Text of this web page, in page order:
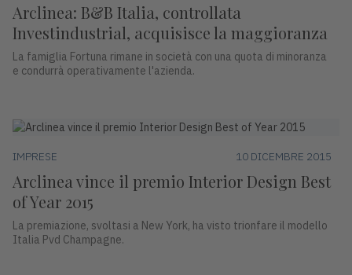
Arclinea: B&B Italia, controllata
Investindustrial, acquisisce la maggioranza
La famiglia Fortuna rimane in società con una quota di minoranza
e condurrà operativamente l'azienda.
IMPRESE 10 DICEMBRE 2015
Arclinea vince il premio Interior Design Best
of Year 2015
La premiazione, svoltasi a New York, ha visto trionfare il modello
Italia Pvd Champagne.